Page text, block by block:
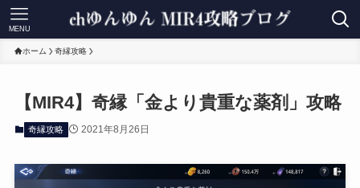
MENU
ホーム 奇縁攻略
【MIR4】奇縁「金より貴重な薬剤」攻略
奇縁攻略 2021年8月26日